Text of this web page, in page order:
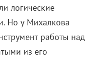
логические
Но у Михалкова
работы над
из его